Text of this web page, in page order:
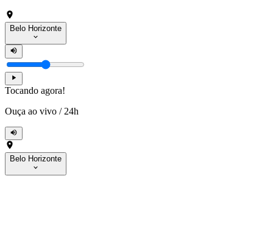
Belo Horizonte
Tocando agora!
Ouça ao vivo / 24h
Belo Horizonte